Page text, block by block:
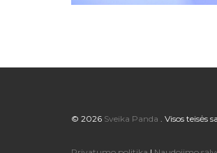
© 2026 Sveika Panda . Visos teisės